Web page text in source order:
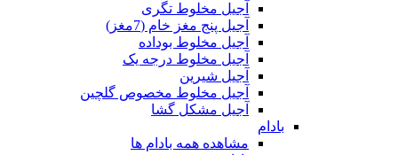
آجیل مخلوط تگری
آجیل پنج مغز خام (7مغز)
آجیل مخلوط بوداده
آجیل مخلوط درجه یک
آجیل شیرین
آجیل مخلوط مخصوص گلچین
آجیل مشکل گشا
بادام
مشاهده همه بادام ها